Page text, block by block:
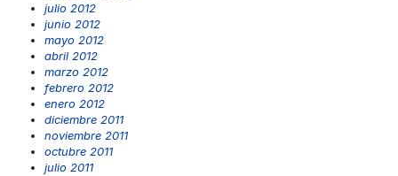
julio 2012
junio 2012
mayo 2012
abril 2012
marzo 2012
febrero 2012
enero 2012
diciembre 2011
noviembre 2011
octubre 2011
julio 2011